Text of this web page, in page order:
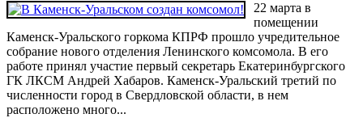
22 марта в
помещении
Каменск-Уральского горкома КПРФ прошло учредительное
собрание нового отделения Ленинского комсомола. В его
работе принял участие первый секретарь Екатеринбургского
ГК ЛКСМ Андрей Хабаров. Каменск-Уральский третий по
численности город в Свердловской области, в нем
расположено много...